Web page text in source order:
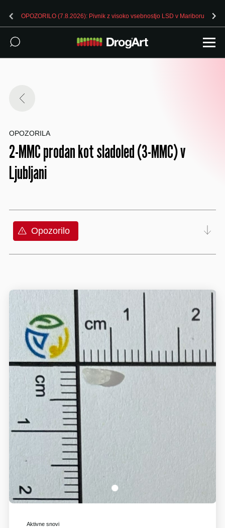
OPOZORILO (7.8.2026): Pivnik z visoko vsebnostjo LSD v Mariboru
OPOZORILA
2-MMC prodan kot sladoled (3-MMC) v
Ljubljani
Opozorilo
1
Aktivne snovi